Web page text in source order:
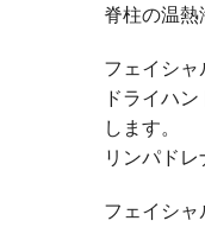
脊柱の温
フェイシャ
ドライハ
します。
リンパド
フェイシャ